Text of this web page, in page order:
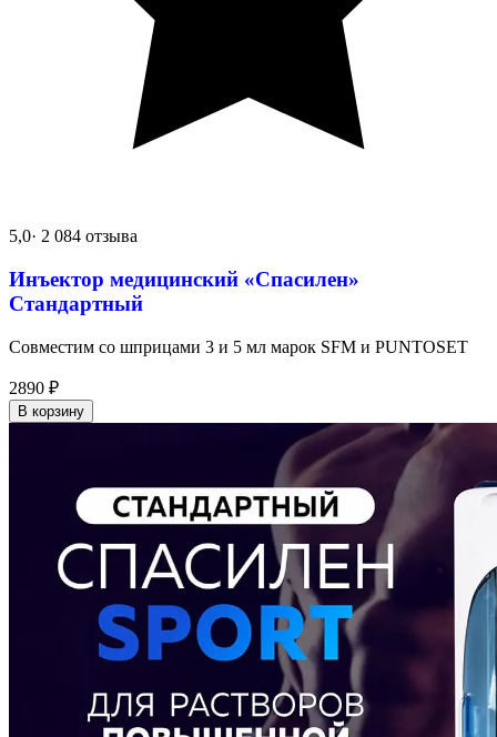
5,0· 2 084 отзыва
Инъектор медицинский «Спасилен»
Стандартный
Совместим со шприцами 3 и 5 мл марок SFM и PUNTOSET
2890 ₽
В корзину